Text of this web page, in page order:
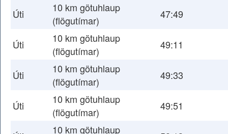
Úti
10 km götuhlaup
(flögutímar)
47:49
Úti
10 km götuhlaup
(flögutímar)
49:11
Úti
10 km götuhlaup
(flögutímar)
49:33
Úti
10 km götuhlaup
(flögutímar)
49:51
10 km götuhlaup